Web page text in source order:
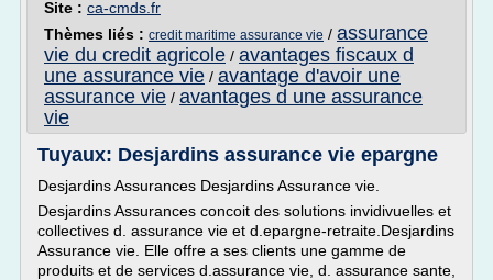
Site : ca-cmds.fr
Thèmes liés : credit maritime assurance vie / assurance
vie du credit agricole / avantages fiscaux d
une assurance vie / avantage d'avoir une
assurance vie / avantages d une assurance
vie
Tuyaux: Desjardins assurance vie epargne
Desjardins Assurances Desjardins Assurance vie.
Desjardins Assurances concoit des solutions invidivuelles et
collectives d. assurance vie et d.epargne-retraite.Desjardins
Assurance vie. Elle offre a ses clients une gamme de
produits et de services d.assurance vie, d. assurance sante,